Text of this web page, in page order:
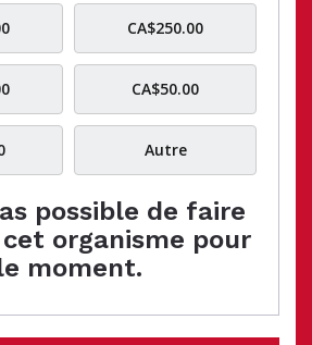
CA$250.00
CA$50.00
Autre
possible de faire
organisme pour
moment.